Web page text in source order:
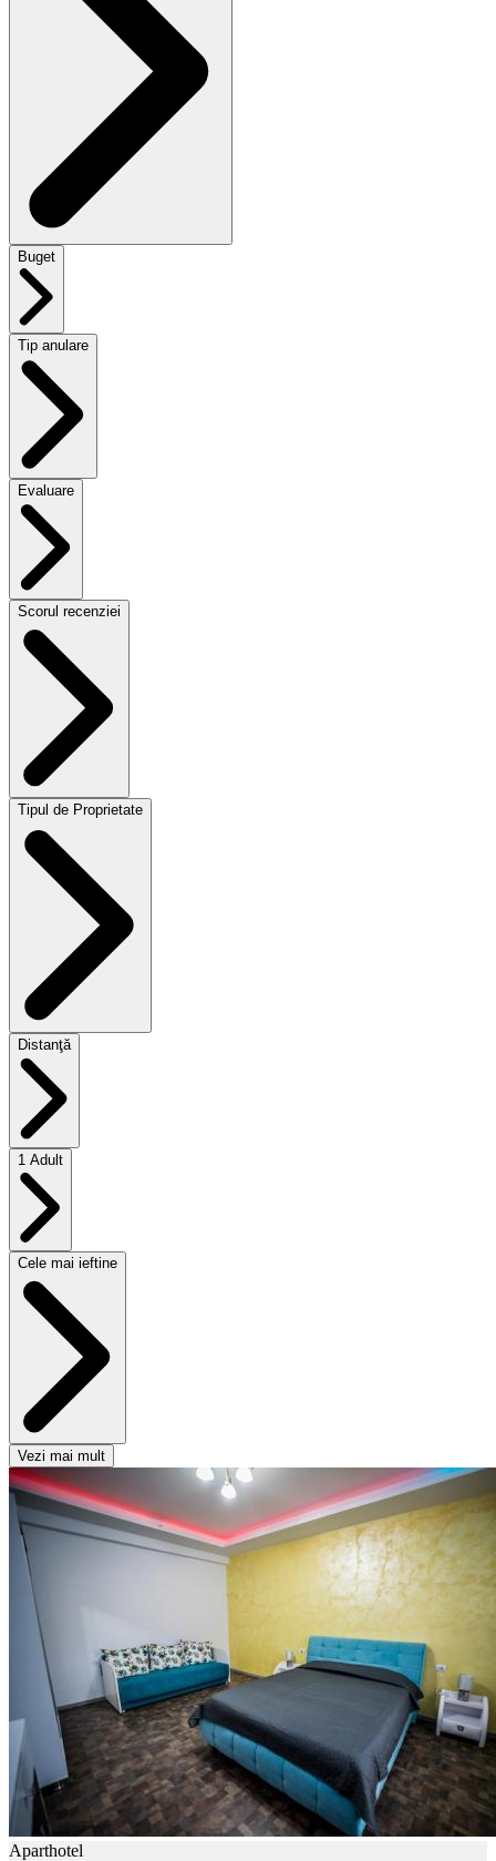
Buget
Tip anulare
Evaluare
Scorul recenziei
Tipul de Proprietate
Distanţă
1 Adult
Cele mai ieftine
Vezi mai mult
Aparthotel